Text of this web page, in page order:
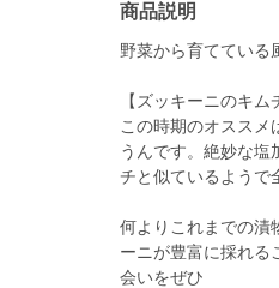
商品説明
野菜から育てている
【ズッキーニのキム
この時期のオススメ
うんです。絶妙な塩
チと似ているようで
何よりこれまでの漬
ーニが豊富に採れる
会いをぜひ